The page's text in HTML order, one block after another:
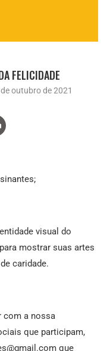
FELICIDADE
outubro de 2021
visual do
mostrar suas artes
caridade.
com a nossa
que participam,
que